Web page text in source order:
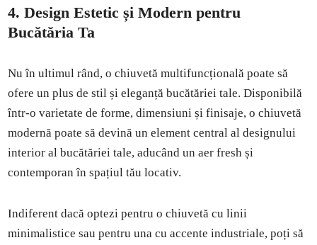
4. Design Estetic și Modern pentru
Bucătăria Ta
Nu în ultimul rând, o chiuvetă multifuncțională poate să
ofere un plus de stil și eleganță bucătăriei tale. Disponibilă
într-o varietate de forme, dimensiuni și finisaje, o chiuvetă
modernă poate să devină un element central al designului
interior al bucătăriei tale, aducând un aer fresh și
contemporan în spațiul tău locativ.
Indiferent dacă optezi pentru o chiuvetă cu linii
minimalistice sau pentru una cu accente industriale, poți să